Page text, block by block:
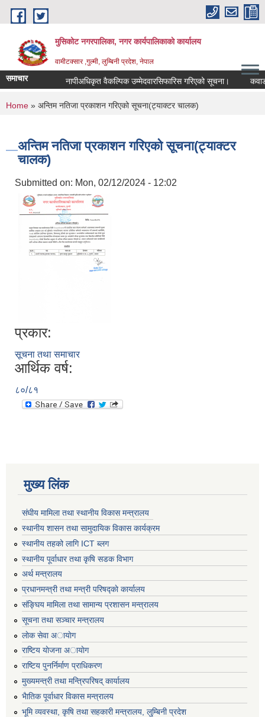
Skip to main content
मुसिकोट नगरपालिका, नगर कार्यपालिकाकाे कार्यालय
वामीटक्सार ,गुल्मी, लुम्बिनी प्रदेश, नेपाल
समाचार नापीअधिकृत वैकल्पिक उम्मेदवारसिफारिस गरिएको सूचना। कवाडी
You are here
Home » अन्तिम नतिजा प्रकाशन गरिएको सूचना(ट्याक्टर चालक)
अन्तिम नतिजा प्रकाशन गरिएको सूचना(ट्याक्टर
चालक)
Submitted on: Mon, 02/12/2024 - 12:02
प्रकार:
सूचना तथा समाचार
आर्थिक वर्ष:
८०/८१
मुख्य लिंक
संघीय मामिला तथा स्थानीय विकास मन्त्रालय
स्थानीय शासन तथा सामुदायिक विकास कार्यक्रम
स्थानीय तहको लागि ICT ब्लग
स्थानीय पूर्वाधार तथा कृषि सडक विभाग
अर्थ मन्त्रालय
प्रधानमन्त्री तथा मन्त्री परिषद्काे कार्यालय
संङ्घिय मामिला तथा सामान्य प्रशासन मन्त्रालय
सूचना तथा सञ्चार मन्त्रालय
लाेक सेवा अायाेग
राष्टिय याेजना अायाेग
राष्टिय पुनर्निर्माण प्राधिकरण
मुख्यमन्त्री तथा मन्त्रिपरिषद् कार्यालय
भैातिक पूर्वाधार विकास मन्त्रालय
भूमि व्यवस्था, कृषि तथा सहकारी मन्त्रालय, लु्म्बिनी प्रदेश